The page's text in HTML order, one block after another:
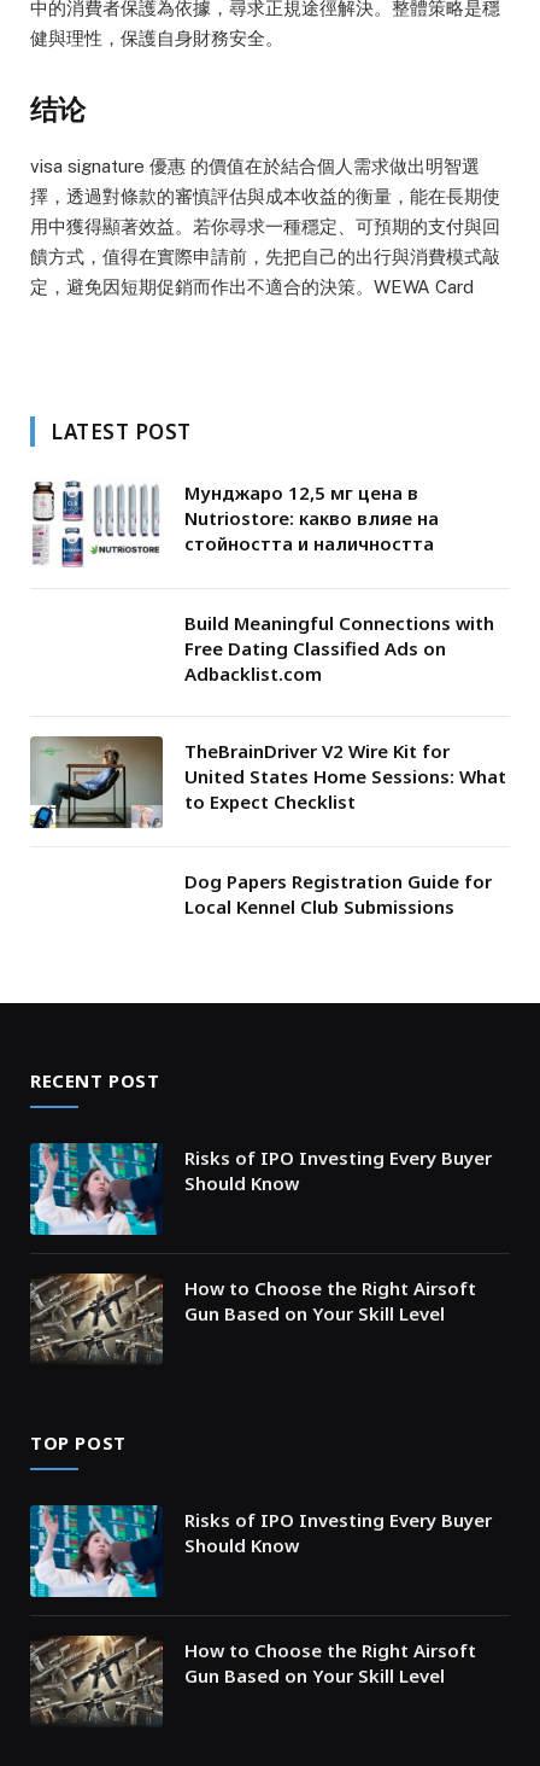
中的消費者保護為依據，尋求正規途徑解決。整體策略是穩
健與理性，保護自身財務安全。
结论
visa signature 優惠 的價值在於結合個人需求做出明智選
擇，透過對條款的審慎評估與成本收益的衡量，能在長期使
用中獲得顯著效益。若你尋求一種穩定、可預期的支付與回
饋方式，值得在實際申請前，先把自己的出行與消費模式敲
定，避免因短期促銷而作出不適合的決策。WEWA Card
LATEST POST
Мунджаро 12,5 мг цена в
Nutriostore: какво влияе на
стойността и наличността
Build Meaningful Connections with
Free Dating Classified Ads on
Adbacklist.com
TheBrainDriver V2 Wire Kit for
United States Home Sessions: What
to Expect Checklist
Dog Papers Registration Guide for
Local Kennel Club Submissions
RECENT POST
Risks of IPO Investing Every Buyer
Should Know
How to Choose the Right Airsoft
Gun Based on Your Skill Level
TOP POST
Risks of IPO Investing Every Buyer
Should Know
How to Choose the Right Airsoft
Gun Based on Your Skill Level